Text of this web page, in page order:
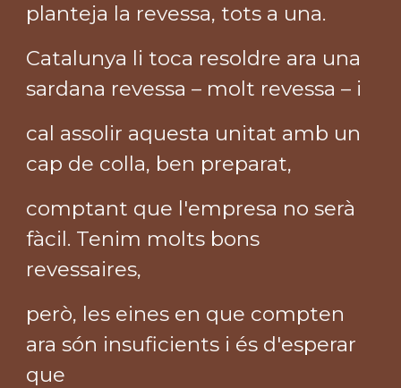
planteja la revessa, tots a una.
Catalunya li toca resoldre ara una
sardana revessa – molt revessa – i
cal assolir aquesta unitat amb un
cap de colla, ben preparat,
comptant que l'empresa no serà
fàcil. Tenim molts bons
revessaires,
però, les eines en que compten
ara són insuficients i és d'esperar
que